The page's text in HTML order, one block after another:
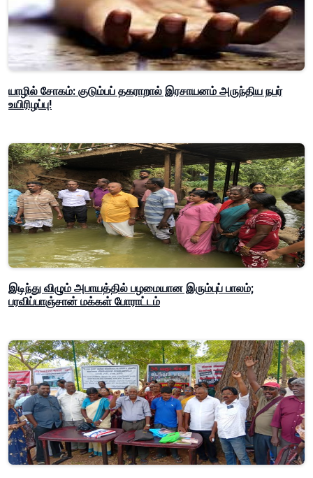
யாழில் சோகம்: குடும்பப் தகராறால் இரசாயனம் அருந்திய நபர்
உயிரிழப்பு!
இடிந்து விழும் அபாயத்தில் பழமையான இரும்புப் பாலம்;
பரவிப்பாஞ்சான் மக்கள் போராட்டம்